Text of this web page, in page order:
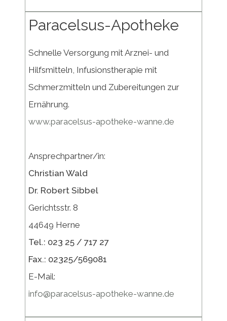
Paracelsus-Apotheke
Schnelle Versorgung mit Arznei- und
Hilfsmitteln, Infusionstherapie mit
Schmerzmitteln und Zubereitungen zur
Ernährung.
www.paracelsus-apotheke-wanne.de
Ansprechpartner/in:
Christian Wald
Dr. Robert Sibbel
Gerichtsstr. 8
44649 Herne
Tel.: 023 25 / 717 27
Fax.: 02325/569081
E-Mail:
info@paracelsus-apotheke-wanne.de